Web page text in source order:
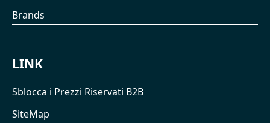
Brands
LINK
Sblocca i Prezzi Riservati B2B
SiteMap